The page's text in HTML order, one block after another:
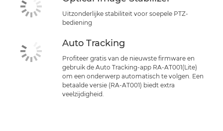
Uitzonderlijke stabiliteit voor soepele PTZ-
bediening
Auto Tracking
Profiteer gratis van de nieuwste firmware en
gebruik de Auto Tracking-app RA-AT001(Lite)
om een onderwerp automatisch te volgen. Een
betaalde versie (RA-AT001) biedt extra
veelzijdigheid.